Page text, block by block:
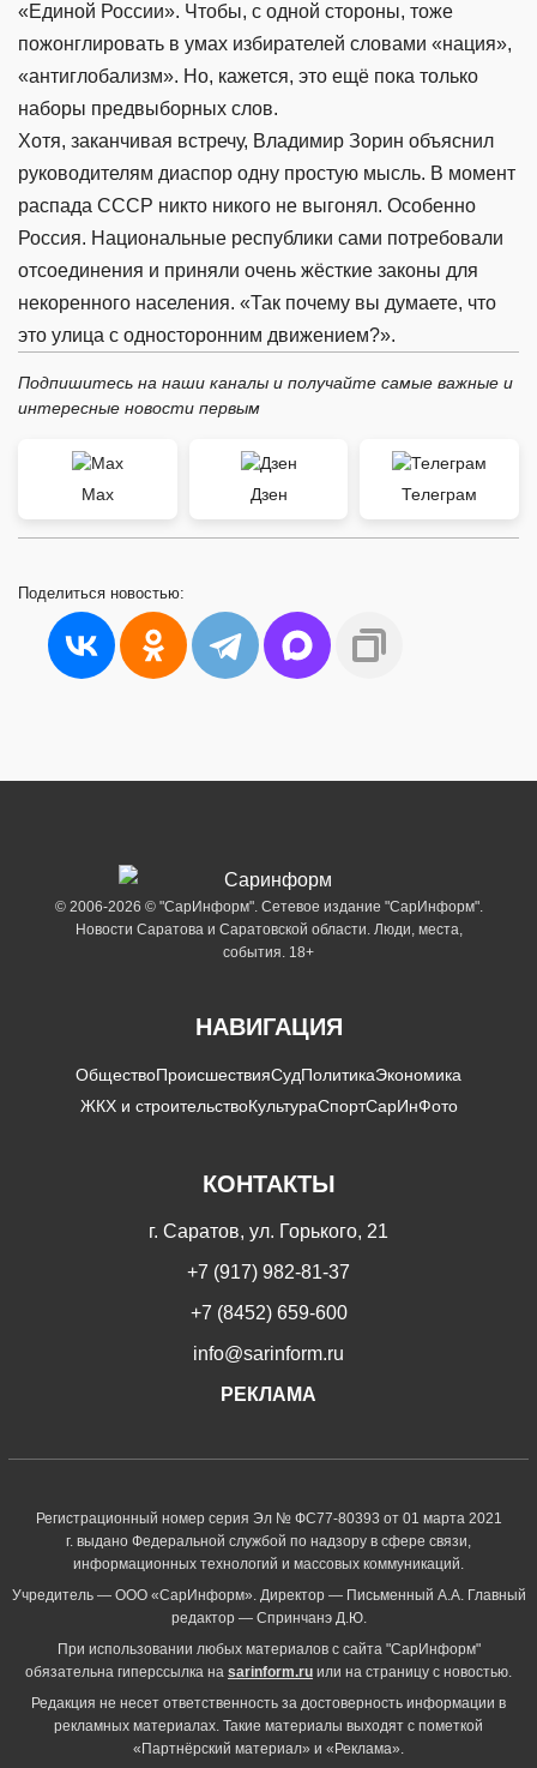
«Единой России». Чтобы, с одной стороны, тоже
пожонглировать в умах избирателей словами «нация»,
«антиглобализм». Но, кажется, это ещё пока только
наборы предвыборных слов.
Хотя, заканчивая встречу, Владимир Зорин объяснил
руководителям диаспор одну простую мысль. В момент
распада СССР никто никого не выгонял. Особенно
Россия. Национальные республики сами потребовали
отсоединения и приняли очень жёсткие законы для
некоренного населения. «Так почему вы думаете, что
это улица с односторонним движением?».
Подпишитесь на наши каналы и получайте самые важные и
интересные новости первым
Max Дзен Телеграм
Поделиться новостью:
© 2006-2026 © "СарИнформ". Сетевое издание "СарИнформ".
Новости Саратова и Саратовской области. Люди, места,
события. 18+
НАВИГАЦИЯ
ОбществоПроисшествияСудПолитикаЭкономика
ЖКХ и строительствоКультураСпортСарИнФото
КОНТАКТЫ
г. Саратов, ул. Горького, 21
+7 (917) 982-81-37
+7 (8452) 659-600
info@sarinform.ru
РЕКЛАМА
Регистрационный номер серия Эл № ФС77-80393 от 01 марта 2021
г. выдано Федеральной службой по надзору в сфере связи,
информационных технологий и массовых коммуникаций.
Учредитель — ООО «СарИнформ». Директор — Письменный А.А. Главный
редактор — Спринчанэ Д.Ю.
При использовании любых материалов с сайта "СарИнформ"
обязательна гиперссылка на sarinform.ru или на страницу с новостью.
Редакция не несет ответственность за достоверность информации в
рекламных материалах. Такие материалы выходят с пометкой
«Партнёрский материал» и «Реклама».